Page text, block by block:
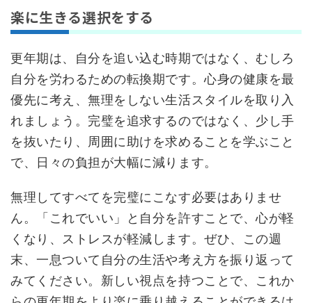
楽に生きる選択をする
更年期は、自分を追い込む時期ではなく、むしろ
自分を労わるための転換期です。心身の健康を最
優先に考え、無理をしない生活スタイルを取り入
れましょう。完璧を追求するのではなく、少し手
を抜いたり、周囲に助けを求めることを学ぶこと
で、日々の負担が大幅に減ります。
無理してすべてを完璧にこなす必要はありませ
ん。「これでいい」と自分を許すことで、心が軽
くなり、ストレスが軽減します。ぜひ、この週
末、一息ついて自分の生活や考え方を振り返って
みてください。新しい視点を持つことで、これか